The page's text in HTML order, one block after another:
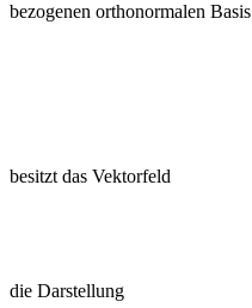
bezogenen orthonormalen Basis
besitzt das Vektorfeld
die Darstellung